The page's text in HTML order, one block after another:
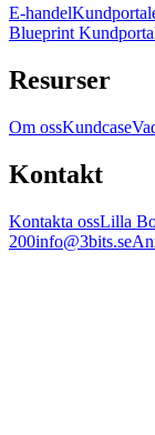
E-handel
Blueprint
Resurser
Om ossKundcase
Kontakt
Kontakta ossLilla
200info@3bits.se